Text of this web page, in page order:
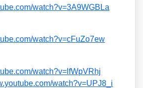
​w​a​t​c​h​?​v​=​3​A​9​W​G​B​L​a​
​w​a​t​c​h​?​v​=​c​F​u​Z​o​7​e​w​
​w​a​t​c​h​?​v​=​l​f​W​p​V​R​h​j​
​w​a​t​c​h​?​v​=​U​P​J​8​_​i​